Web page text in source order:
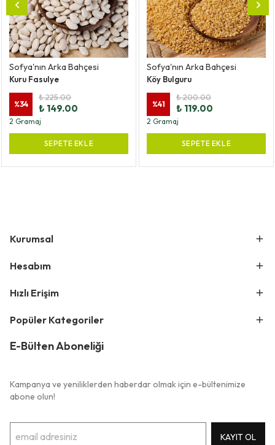
Sofya'nın Arka Bahçesi
Kuru Fasulye
%34
₺ 225.00
₺ 149.00
2 Gramaj
SEPETE EKLE
Sofya'nın Arka Bahçesi
Köy Bulguru
%41
₺ 200.00
₺ 119.00
2 Gramaj
SEPETE EKLE
Kurumsal
Hesabım
Hızlı Erişim
Popüler Kategoriler
E-Bülten Aboneliği
Kampanya ve yeniliklerden haberdar olmak için e-bültenimize
abone olun!
KAYIT OL